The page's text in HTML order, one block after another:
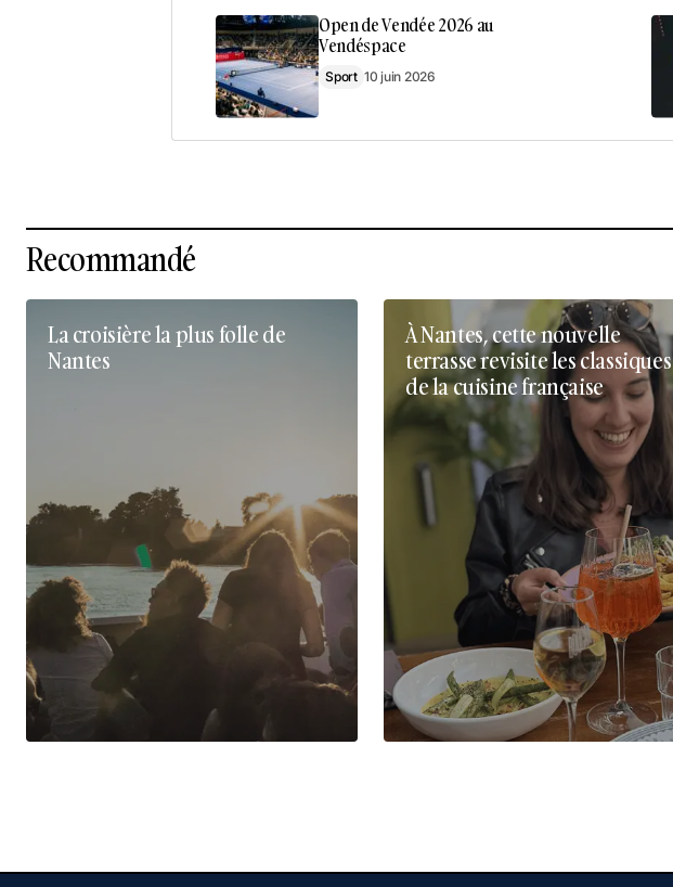
Open de Vendée 2026 au
Vendéspace
Sport 10 juin 2026
Recommandé
La croisière la plus folle de
Nantes
À Nantes, cette nouvelle
terrasse revisite les classiques
de la cuisine française